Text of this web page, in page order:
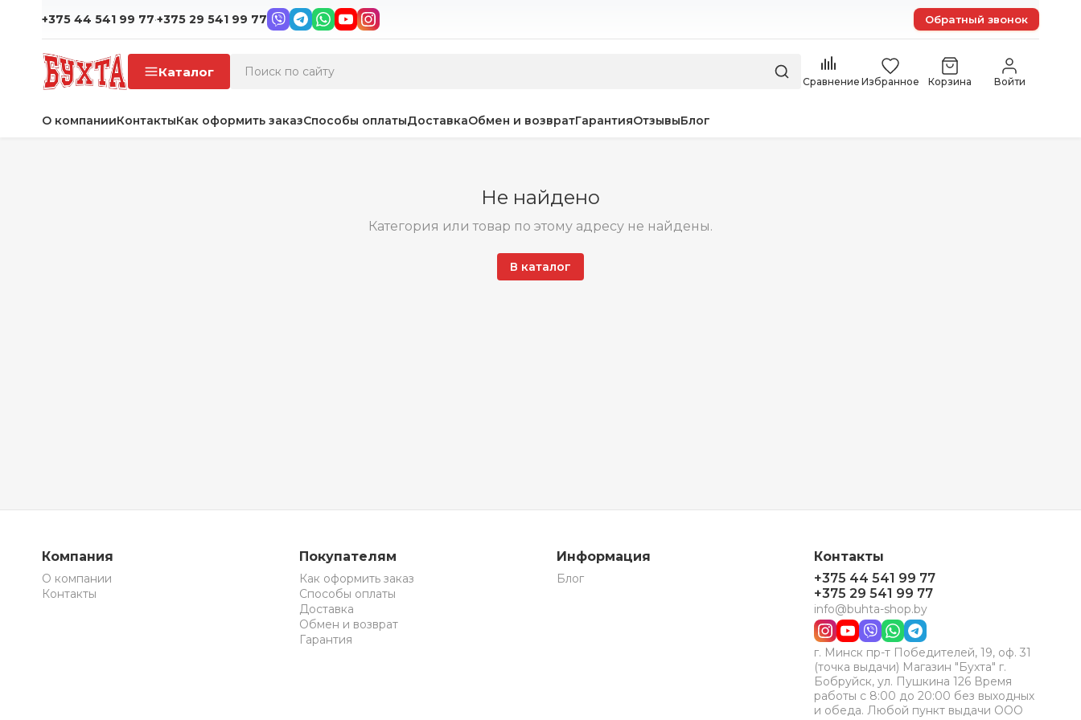
+375 44 541 99 77·+375 29 541 99 77 Обратный звонок
Каталог
Сравнение Избранное Корзина Войти
О компанииКонтактыКак оформить заказСпособы оплатыДоставкаОбмен и возвратГарантияОтзывыБлог
Не найдено
Категория или товар по этому адресу не найдены.
В каталог
Компания
О компании
Контакты
Покупателям
Как оформить заказ
Способы оплаты
Доставка
Обмен и возврат
Гарантия
Информация
Блог
Контакты
+375 44 541 99 77
+375 29 541 99 77
info@buhta-shop.by
г. Минск пр-т Победителей, 19, оф. 31
(точка выдачи) Магазин "Бухта" г.
Бобруйск, ул. Пушкина 126 Время
работы с 8:00 до 20:00 без выходных
и обеда. Любой пункт выдачи ООО